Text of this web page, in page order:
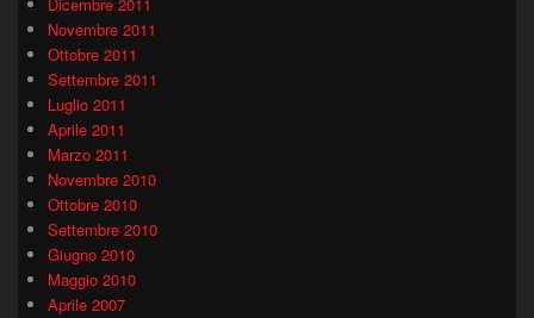
Dicembre 2011
Novembre 2011
Ottobre 2011
Settembre 2011
Luglio 2011
Aprile 2011
Marzo 2011
Novembre 2010
Ottobre 2010
Settembre 2010
Giugno 2010
Maggio 2010
Aprile 2007